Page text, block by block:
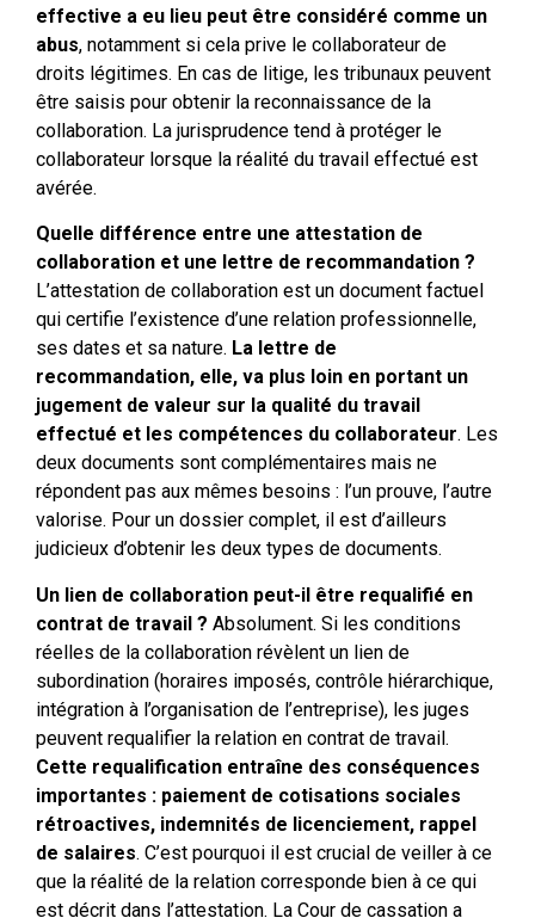
effective a eu lieu peut être considéré comme un
abus, notamment si cela prive le collaborateur de
droits légitimes. En cas de litige, les tribunaux peuvent
être saisis pour obtenir la reconnaissance de la
collaboration. La jurisprudence tend à protéger le
collaborateur lorsque la réalité du travail effectué est
avérée.
Quelle différence entre une attestation de
collaboration et une lettre de recommandation ?
L’attestation de collaboration est un document factuel
qui certifie l’existence d’une relation professionnelle,
ses dates et sa nature. La lettre de
recommandation, elle, va plus loin en portant un
jugement de valeur sur la qualité du travail
effectué et les compétences du collaborateur. Les
deux documents sont complémentaires mais ne
répondent pas aux mêmes besoins : l’un prouve, l’autre
valorise. Pour un dossier complet, il est d’ailleurs
judicieux d’obtenir les deux types de documents.
Un lien de collaboration peut-il être requalifié en
contrat de travail ? Absolument. Si les conditions
réelles de la collaboration révèlent un lien de
subordination (horaires imposés, contrôle hiérarchique,
intégration à l’organisation de l’entreprise), les juges
peuvent requalifier la relation en contrat de travail.
Cette requalification entraîne des conséquences
importantes : paiement de cotisations sociales
rétroactives, indemnités de licenciement, rappel
de salaires. C’est pourquoi il est crucial de veiller à ce
que la réalité de la relation corresponde bien à ce qui
est décrit dans l’attestation. La Cour de cassation a